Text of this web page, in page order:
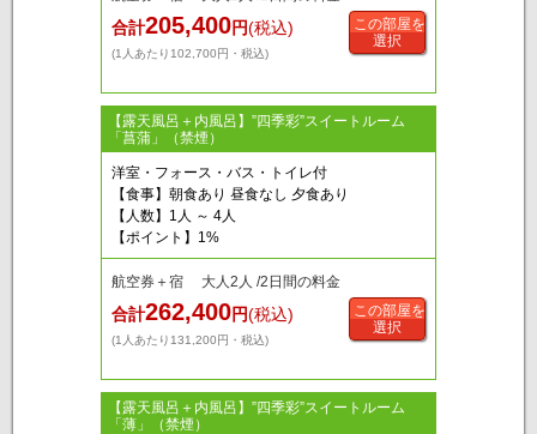
合計205,400円(税込)
(1人あたり102,700円・税込)
この部屋を
選択
【露天風呂＋内風呂】”四季彩”スイートルーム
「菖蒲」（禁煙）
洋室・フォース・バス・トイレ付
【食事】朝食あり 昼食なし 夕食あり
【人数】1人 ～ 4人
【ポイント】1%
航空券＋宿 大人2人 /2日間の料金
合計262,400円(税込)
(1人あたり131,200円・税込)
この部屋を
選択
【露天風呂＋内風呂】”四季彩”スイートルーム
「薄」（禁煙）